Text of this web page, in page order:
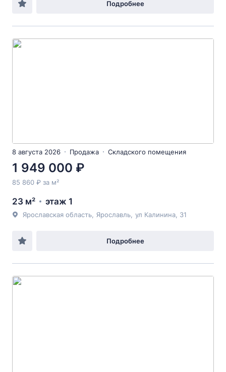
Подробнее
8 августа 2026 Продажа Складского помещения
1 949 000 ₽
85 860 ₽ за м²
23 м² этаж 1
Ярославская область Ярославль ул Калинина , 31
Подробнее